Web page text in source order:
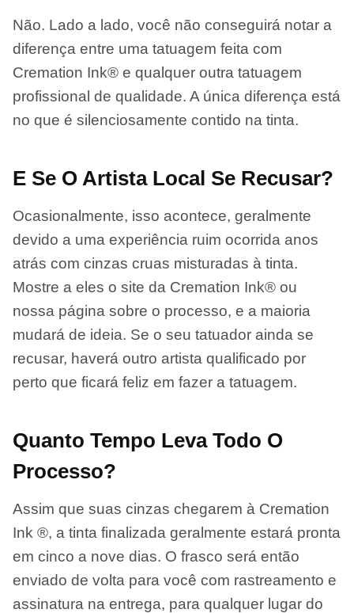
Não. Lado a lado, você não conseguirá notar a
diferença entre uma tatuagem feita com
Cremation Ink® e qualquer outra tatuagem
profissional de qualidade. A única diferença está
no que é silenciosamente contido na tinta.
E Se O Artista Local Se Recusar?
Ocasionalmente, isso acontece, geralmente
devido a uma experiência ruim ocorrida anos
atrás com cinzas cruas misturadas à tinta.
Mostre a eles o site da Cremation Ink® ou
nossa página sobre o processo, e a maioria
mudará de ideia. Se o seu tatuador ainda se
recusar, haverá outro artista qualificado por
perto que ficará feliz em fazer a tatuagem.
Quanto Tempo Leva Todo O
Processo?
Assim que suas cinzas chegarem à Cremation
Ink ®, a tinta finalizada geralmente estará pronta
em cinco a nove dias. O frasco será então
enviado de volta para você com rastreamento e
assinatura na entrega, para qualquer lugar do